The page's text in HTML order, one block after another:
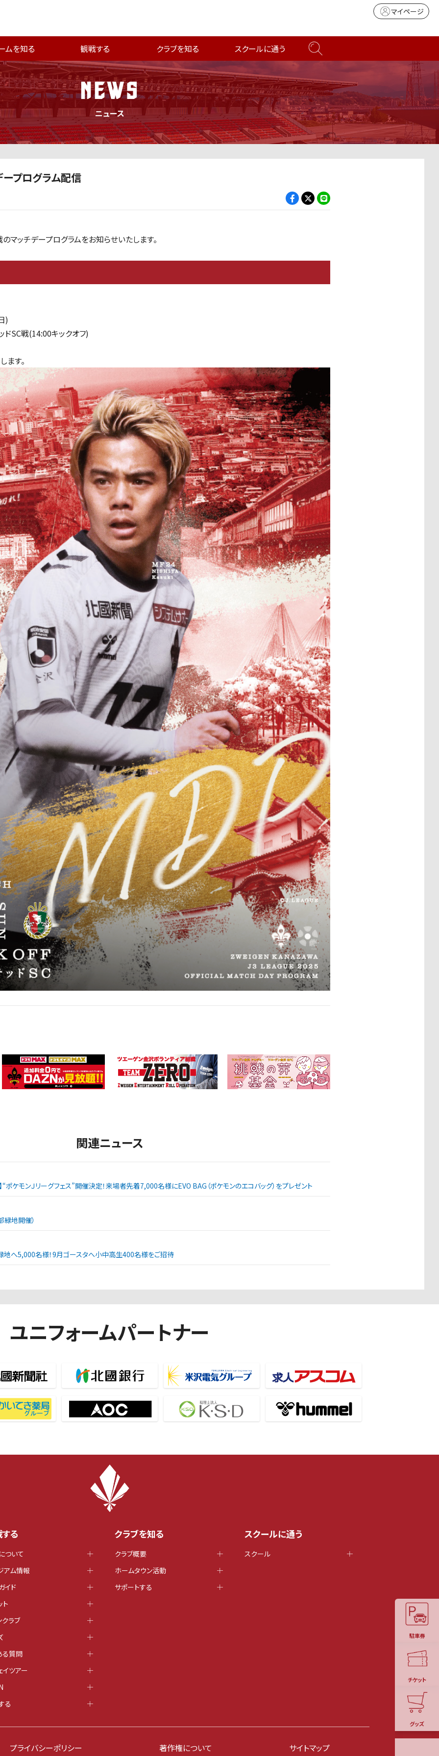
マイページ
ムを知る 観戦する クラブを知る スクールに通う
NEWS
ニュース
ープログラム配信
マッチデープログラムをお知らせいたします。
)
SC戦(14:00キックオフ)
す。
関連ニュース
“ポケモンＪリーグフェス”開催決定！来場者先着7,000名様にEVO BAG（ポケモンのエコバッグ）をプレゼント
緑地開催）
地へ5,000名様！9月ゴースタへ小中高生400名様をご招待
ユニフォームパートナー
駐車券
チケット
グッズ
る
ついて
アム情報
イド
ト
クラブ
る質問
イツアー
る
クラブを知る
クラブ概要
ホームタウン活動
サポートする
スクールに通う
スクール
プライバシーポリシー 著作権について サイトマップ